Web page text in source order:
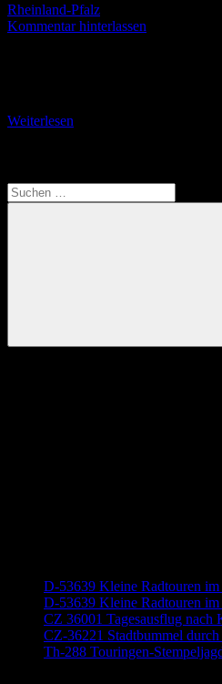
Rheinland-Pfalz
Kommentar hinterlassen
Weiterlesen
Suchen
nach:
Suchen
D-53639 Kleine Radtouren im
D-53639 Kleine Radtouren im
CZ 36001 Tagesausflug
CZ-36221 Stadtbummel
Th-288 Touringen-